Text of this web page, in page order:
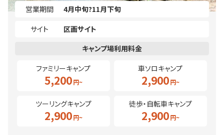
営業期間
4月中旬?11月下旬
サイト
区画サイト
ファミリーキャンプ
5,200
車ソロキャンプ
2,900
ツーリングキャンプ
2,900
徒歩・自転車キャンプ
2,900